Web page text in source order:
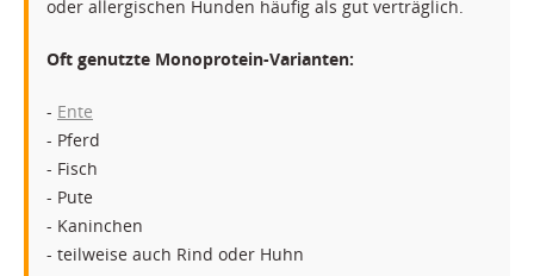
oder allergischen Hunden häufig als gut verträglich.
Oft genutzte Monoprotein-Varianten:
- Ente
- Pferd
- Fisch
- Pute
- Kaninchen
- teilweise auch Rind oder Huhn